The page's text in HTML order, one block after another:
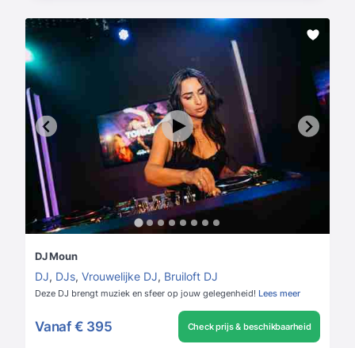
DJ Moun
DJ, DJs, Vrouwelijke DJ, Bruiloft DJ
Deze DJ brengt muziek en sfeer op jouw gelegenheid! Lees meer
Vanaf € 395 Check prijs & beschikbaarheid